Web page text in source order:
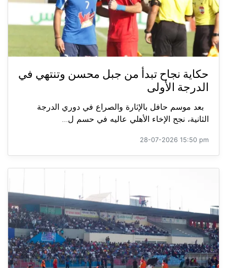
حكاية نجاح تبدأ من جبل محسن وتنتهي في
الدرجة الأولى
بعد موسم حافل بالإثارة والصراع في دوري الدرجة
الثانية، نجح الإخاء الأهلي عاليه في حسم ل...
28-07-2026 15:50 pm